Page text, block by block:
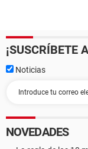
¡SUSCRÍBETE
Noticias
NOVEDADES